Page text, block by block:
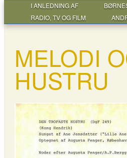
I ANLEDNING AF
RADIO, TV OG FILM
MELODI
HUSTRU